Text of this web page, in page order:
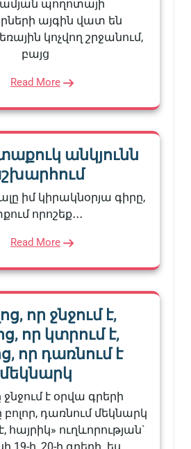
պողոտայի
այգին վատ են
կոչվող շրջանում,
բայց
Read More
անկյունն
իմ կիրակնօրյա գիրը,
որոշեք․․․
Read More
որ ջնջում է,
որ կտրում է,
որ դառնում է
մեկնարկ
ջնջում է օրվա գրերի
դառնում մեկնարկ
հայրիկ» ուղևորության`
19-ի, 20-ի գրերի. ես